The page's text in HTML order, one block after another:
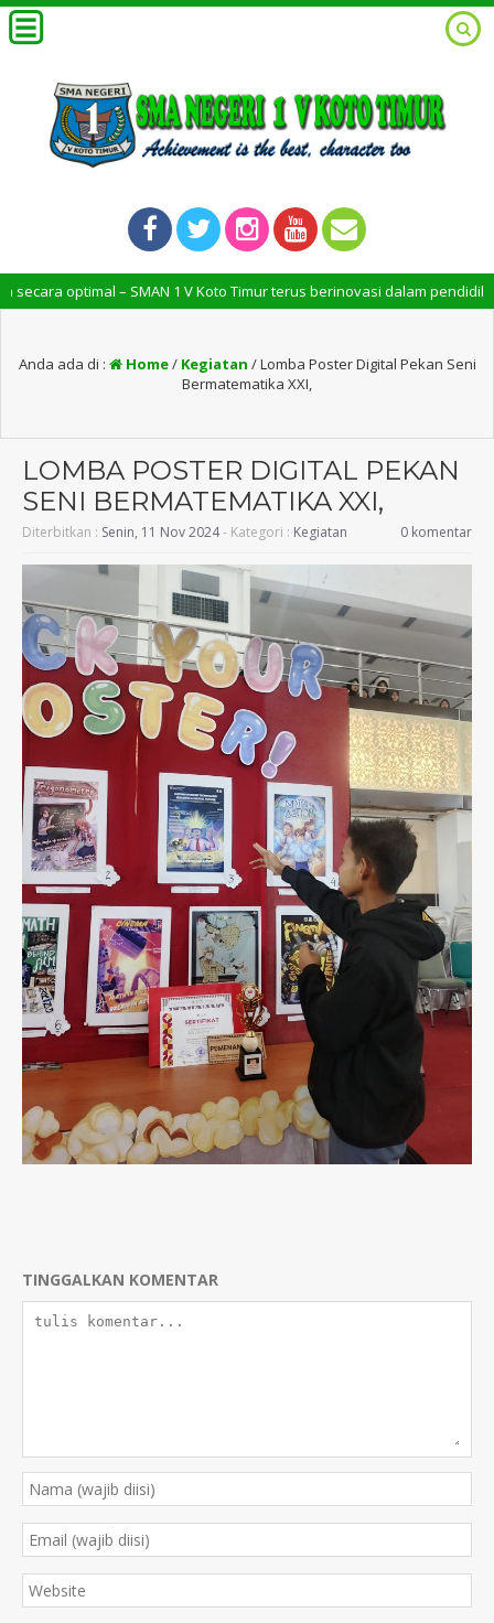
– SMAN 1 V Koto Timur terus berinovasi dalam pendidikan
Anda ada di : Home/ Kegiatan /Lomba Poster Digital Pekan Seni
Bermatematika XXI,
LOMBA POSTER DIGITAL PEKAN
SENI BERMATEMATIKA XXI,
Diterbitkan : Senin, 11 Nov 2024- Kategori : Kegiatan 0 komentar
TINGGALKAN KOMENTAR